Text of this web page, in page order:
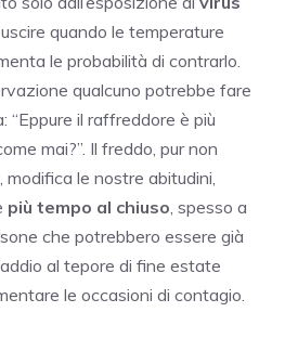
quando le temperature
le probabilità di contrarlo.
qualcuno potrebbe fare
“Eppure il raffreddore è più
mai?”. Il freddo, pur non
modifica le nostre abitudini,
più tempo al chiuso, spesso a
che potrebbero essere già
al tepore di fine estate
le occasioni di contagio.